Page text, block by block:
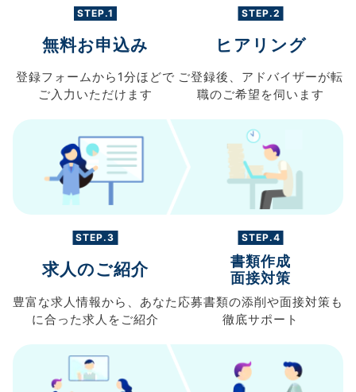
STEP.1
無料お申込み
登録フォームから 1分ほどで
ご入力 いただけます
STEP.2
ヒアリング
ご登録後、 アドバイザーが転
職のご希望を伺います
STEP.3
求人のご紹介
豊富な求人情報から、 あなた
に合った求人を ご紹介
STEP.4
書類作成
面接対策
応募書類の添削や面接対策も
徹底サポート